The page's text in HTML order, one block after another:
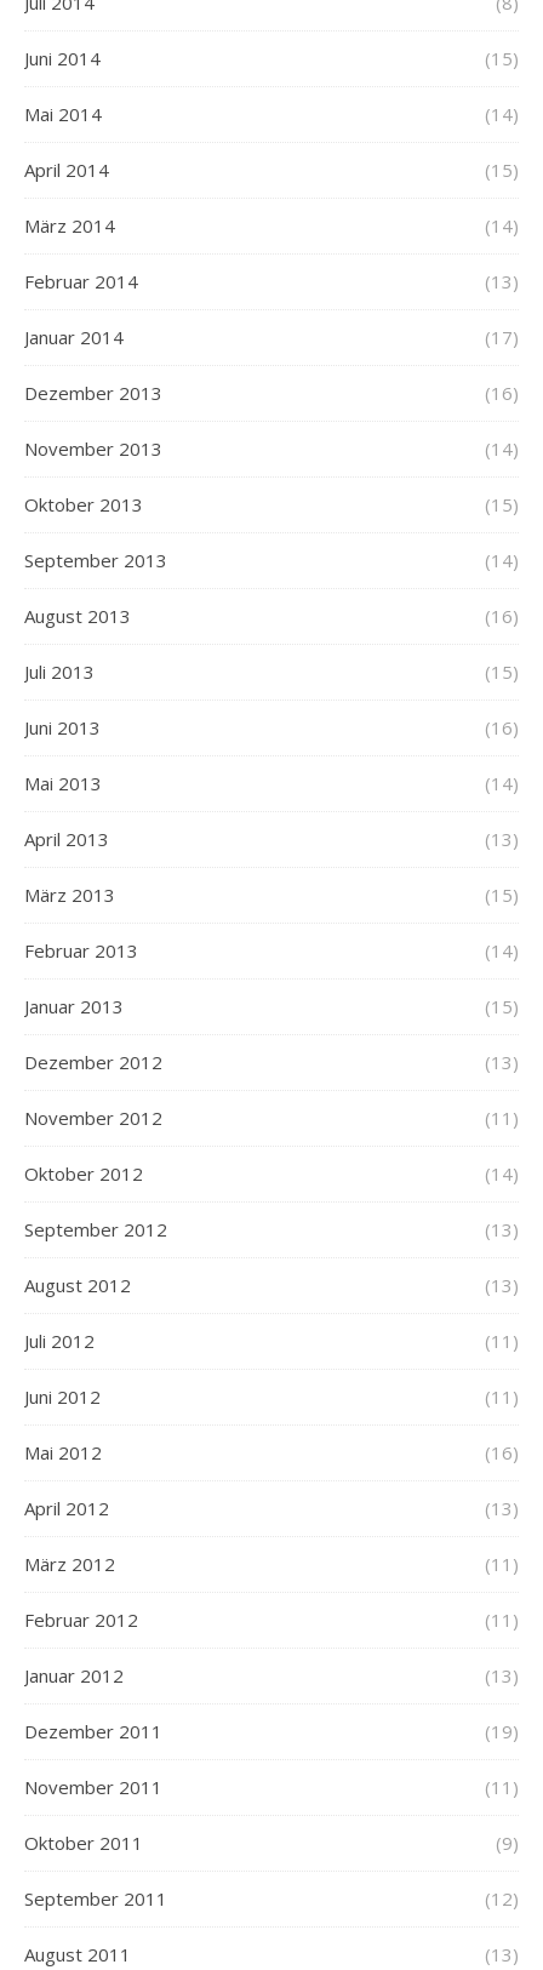
Juni 2014 (15)
Mai 2014 (14)
April 2014 (15)
März 2014 (14)
Februar 2014 (13)
Januar 2014 (17)
Dezember 2013 (16)
November 2013 (14)
Oktober 2013 (15)
September 2013 (14)
August 2013 (16)
Juli 2013 (15)
Juni 2013 (16)
Mai 2013 (14)
April 2013 (13)
März 2013 (15)
Februar 2013 (14)
Januar 2013 (15)
Dezember 2012 (13)
November 2012 (11)
Oktober 2012 (14)
September 2012 (13)
August 2012 (13)
Juli 2012 (11)
Juni 2012 (11)
Mai 2012 (16)
April 2012 (13)
März 2012 (11)
Februar 2012 (11)
Januar 2012 (13)
Dezember 2011 (19)
November 2011 (11)
Oktober 2011 (9)
September 2011 (12)
August 2011 (13)